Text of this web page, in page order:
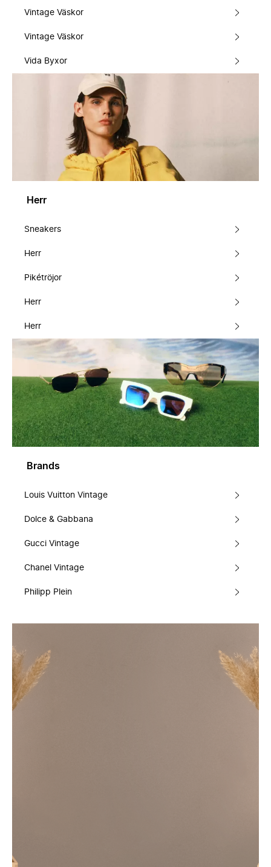
Vintage Väskor
Vintage Väskor
Vida Byxor
Herr
Sneakers
Herr
Pikétröjor
Herr
Herr
Brands
Louis Vuitton Vintage
Dolce & Gabbana
Gucci Vintage
Chanel Vintage
Philipp Plein